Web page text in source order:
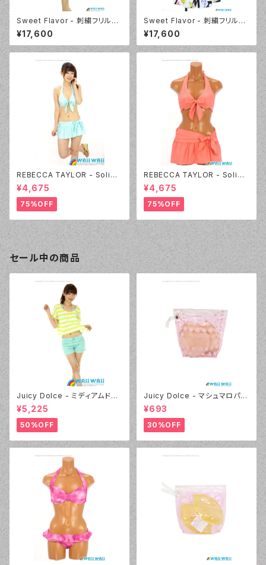
Sweet Flavor - 刺繍フリルプ
リントスカート付 3点セット（33
7020 - 12:ブラック）
¥17,600
Sweet Flavor - 刺繍フリルプ
リントスカート付 3点セット（33
7020 - 09:ホワイト）
¥17,600
REBECCA TAYLOR - Solid
Rhinestone（14382 - 60:グ
リーン）
¥4,675
75%OFF
REBECCA TAYLOR - Solid
Rhinestone（14382 - 12:ピン
ク）
¥4,675
75%OFF
セール中の商品
Juicy Dolce - ミディアムドッ
ト（4412 - 60:グリーン）
¥5,225
50%OFF
Juicy Dolce - マシュマロパッ
ド（032 - 40:イエロー）
¥693
30%OFF